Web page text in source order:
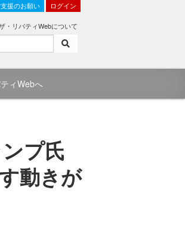
支援のお願い ログイン
・リバティWebについて
ィWebへ
プ氏
動きが